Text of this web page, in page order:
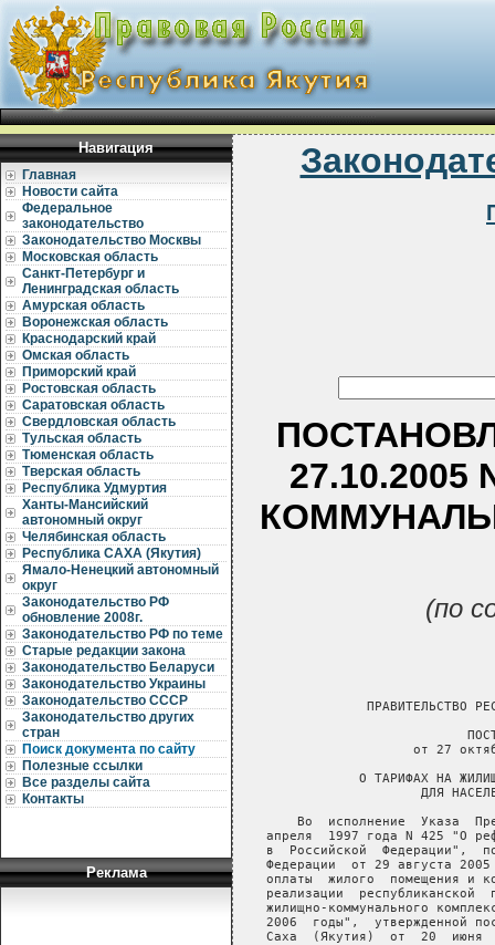
Навигация
Главная
Новости сайта
Федеральное
законодательство
Законодательство Москвы
Московская область
Санкт-Петербург и
Ленинградская область
Амурская область
Воронежская область
Краснодарский край
Омская область
Приморский край
Ростовская область
Саратовская область
Свердловская область
Тульская область
Тюменская область
Тверская область
Республика Удмуртия
Ханты-Мансийский
автономный округ
Челябинская область
Республика САХА (Якутия)
Ямало-Ненецкий автономный
округ
Законодательство РФ
обновление 2008г.
Законодательство РФ по теме
Старые редакции закона
Законодательство Беларуси
Законодательство Украины
Законодательство СССР
Законодательство других
стран
Поиск документа по сайту
Полезные ссылки
Все разделы сайта
Контакты
Реклама
(по